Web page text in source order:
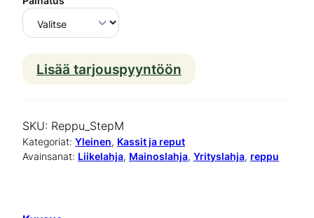
i
y
Lisää tarjouspyyntöön
SKU: Reppu_StepM
Kategoriat: Yleinen, Kassit ja reput
Avainsanat: Liikelahja, Mainoslahja, Yrityslahja, reppu